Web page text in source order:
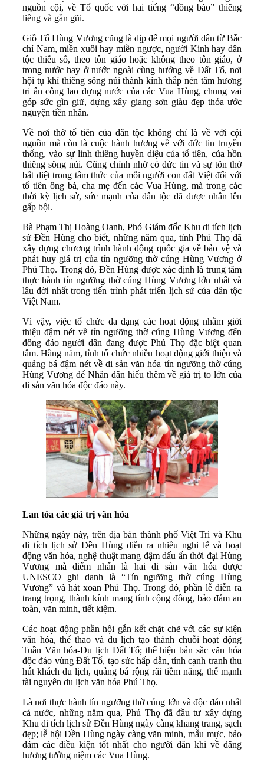
nguồn cội, về Tổ quốc với hai tiếng “đồng bào” thiêng
liêng và gần gũi.
Giỗ Tổ Hùng Vương cũng là dịp để mọi người dân từ Bắc
chí Nam, miền xuôi hay miền ngược, người Kinh hay dân
tộc thiểu số, theo tôn giáo hoặc không theo tôn giáo, ở
trong nước hay ở nước ngoài cùng hướng về Đất Tổ, nơi
hội tụ khí thiêng sông núi thành kính thắp nén tâm hương
tri ân công lao dựng nước của các Vua Hùng, chung vai
góp sức gìn giữ, dựng xây giang sơn giàu đẹp thỏa ước
nguyện tiền nhân.
Về nơi thờ tổ tiên của dân tộc không chỉ là về với cội
nguồn mà còn là cuộc hành hương về với đức tin truyền
thống, vào sự linh thiêng huyền diệu của tổ tiên, của hồn
thiêng sông núi. Cũng chính nhờ có đức tin và sự tôn thờ
bất diệt trong tâm thức của mỗi người con đất Việt đối với
tổ tiên ông bà, cha mẹ đến các Vua Hùng, mà trong các
thời kỳ lịch sử, sức mạnh của dân tộc đã được nhân lên
gấp bội.
Bà Phạm Thị Hoàng Oanh, Phó Giám đốc Khu di tích lịch
sử Đền Hùng cho biết, những năm qua, tỉnh Phú Thọ đã
xây dựng chương trình hành động quốc gia về bảo vệ và
phát huy giá trị của tín ngưỡng thờ cúng Hùng Vương ở
Phú Thọ. Trong đó, Đền Hùng được xác định là trung tâm
thực hành tín ngưỡng thờ cúng Hùng Vương lớn nhất và
lâu đời nhất trong tiến trình phát triển lịch sử của dân tộc
Việt Nam.
Vì vậy, việc tổ chức đa dạng các hoạt động nhằm giới
thiệu đậm nét về tín ngưỡng thờ cúng Hùng Vương đến
đông đảo người dân đang được Phú Thọ đặc biệt quan
tâm. Hằng năm, tỉnh tổ chức nhiều hoạt động giới thiệu và
quảng bá đậm nét về di sản văn hóa tín ngưỡng thờ cúng
Hùng Vương để Nhân dân hiểu thêm về giá trị to lớn của
di sản văn hóa độc đáo này.
Lan tỏa các giá trị văn hóa
Những ngày này, trên địa bàn thành phố Việt Trì và Khu
di tích lịch sử Đền Hùng diễn ra nhiều nghi lễ và hoạt
động văn hóa, nghệ thuật mang đậm dấu ấn thời đại Hùng
Vương mà điểm nhấn là hai di sản văn hóa được
UNESCO ghi danh là “Tín ngưỡng thờ cúng Hùng
Vương” và hát xoan Phú Thọ. Trong đó, phần lễ diễn ra
trang trọng, thành kính mang tính cộng đồng, bảo đảm an
toàn, văn minh, tiết kiệm.
Các hoạt động phần hội gắn kết chặt chẽ với các sự kiện
văn hóa, thể thao và du lịch tạo thành chuỗi hoạt động
Tuần Văn hóa-Du lịch Đất Tổ; thể hiện bản sắc văn hóa
độc đáo vùng Đất Tổ, tạo sức hấp dẫn, tính cạnh tranh thu
hút khách du lịch, quảng bá rộng rãi tiềm năng, thế mạnh
tài nguyên du lịch văn hóa Phú Thọ.
Là nơi thực hành tín ngưỡng thờ cúng lớn và độc đáo nhất
cả nước, những năm qua, Phú Thọ đã đầu tư xây dựng
Khu di tích lịch sử Đền Hùng ngày càng khang trang, sạch
đẹp; lễ hội Đền Hùng ngày càng văn minh, mẫu mực, bảo
đảm các điều kiện tốt nhất cho người dân khi về dâng
hương tưởng niệm các Vua Hùng.